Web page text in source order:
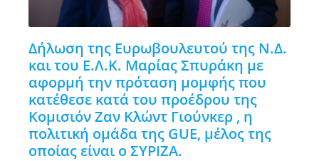
Δήλωση της Ευρωβουλευτού της Ν.Δ.
και του Ε.Λ.Κ. Μαρίας Σπυράκη με
αφορμή την πρόταση μομφής που
κατέθεσε κατά του προέδρου της
Κομισιόν Ζαν Κλώντ Γιούνκερ , η
πολιτική ομάδα της GUE, μέλος της
οποίας είναι ο ΣΥΡΙΖΑ.